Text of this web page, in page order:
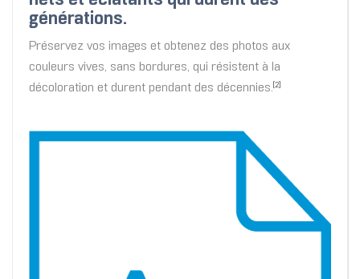
générations.
Préservez vos images et obtenez des photos aux
couleurs vives, sans bordures, qui résistent à la
décoloration et durent pendant des décennies. [2]